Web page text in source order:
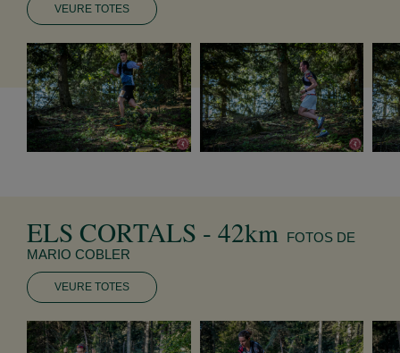
VEURE TOTES
ELS CORTALS - 42km FOTOS DE
MARIO COBLER
VEURE TOTES